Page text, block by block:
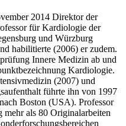
2014 Direktor der
für Kardiologie der
und Würzburg
habilitierte (2006) er zudem.
Innere Medizin ab und
Kardiologie.
(2007) und
führte ihn von 1997
Boston (USA). Professor
mehr als 80 Originalarbeiten